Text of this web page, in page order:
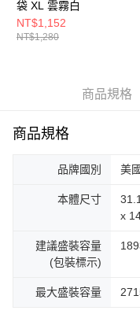
袋 XL 雲霧白
NT$1,152
NT$1,280
商品規格
商品規格
品牌國別 美
本體尺寸
x
建議盛裝容量
(包裝標示)
最大盛裝容量